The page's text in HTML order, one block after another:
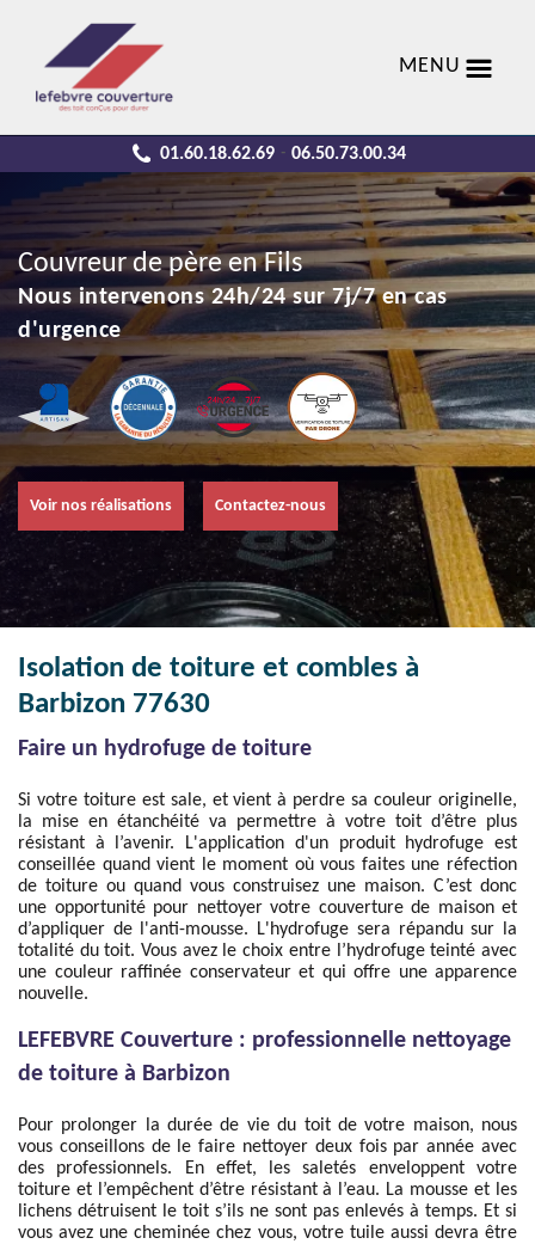
MENU
01.60.18.62.69 - 06.50.73.00.34
Couvreur de père en Fils
Nous intervenons 24h/24 sur 7j/7 en cas
d'urgence
Voir nos réalisations Contactez-nous
Isolation de toiture et combles à
Barbizon 77630
Faire un hydrofuge de toiture
Si votre toiture est sale, et vient à perdre sa couleur originelle,
la mise en étanchéité va permettre à votre toit d’être plus
résistant à l’avenir. L'application d'un produit hydrofuge est
conseillée quand vient le moment où vous faites une réfection
de toiture ou quand vous construisez une maison. C’est donc
une opportunité pour nettoyer votre couverture de maison et
d’appliquer de l'anti-mousse. L'hydrofuge sera répandu sur la
totalité du toit. Vous avez le choix entre l’hydrofuge teinté avec
une couleur raffinée conservateur et qui offre une apparence
nouvelle.
LEFEBVRE Couverture : professionnelle nettoyage
de toiture à Barbizon
Pour prolonger la durée de vie du toit de votre maison, nous
vous conseillons de le faire nettoyer deux fois par année avec
des professionnels. En effet, les saletés enveloppent votre
toiture et l’empêchent d’être résistant à l’eau. La mousse et les
lichens détruisent le toit s’ils ne sont pas enlevés à temps. Et si
vous avez une cheminée chez vous, votre tuile aussi devra être